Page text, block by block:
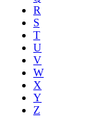
R
S
T
U
V
W
X
Y
Z